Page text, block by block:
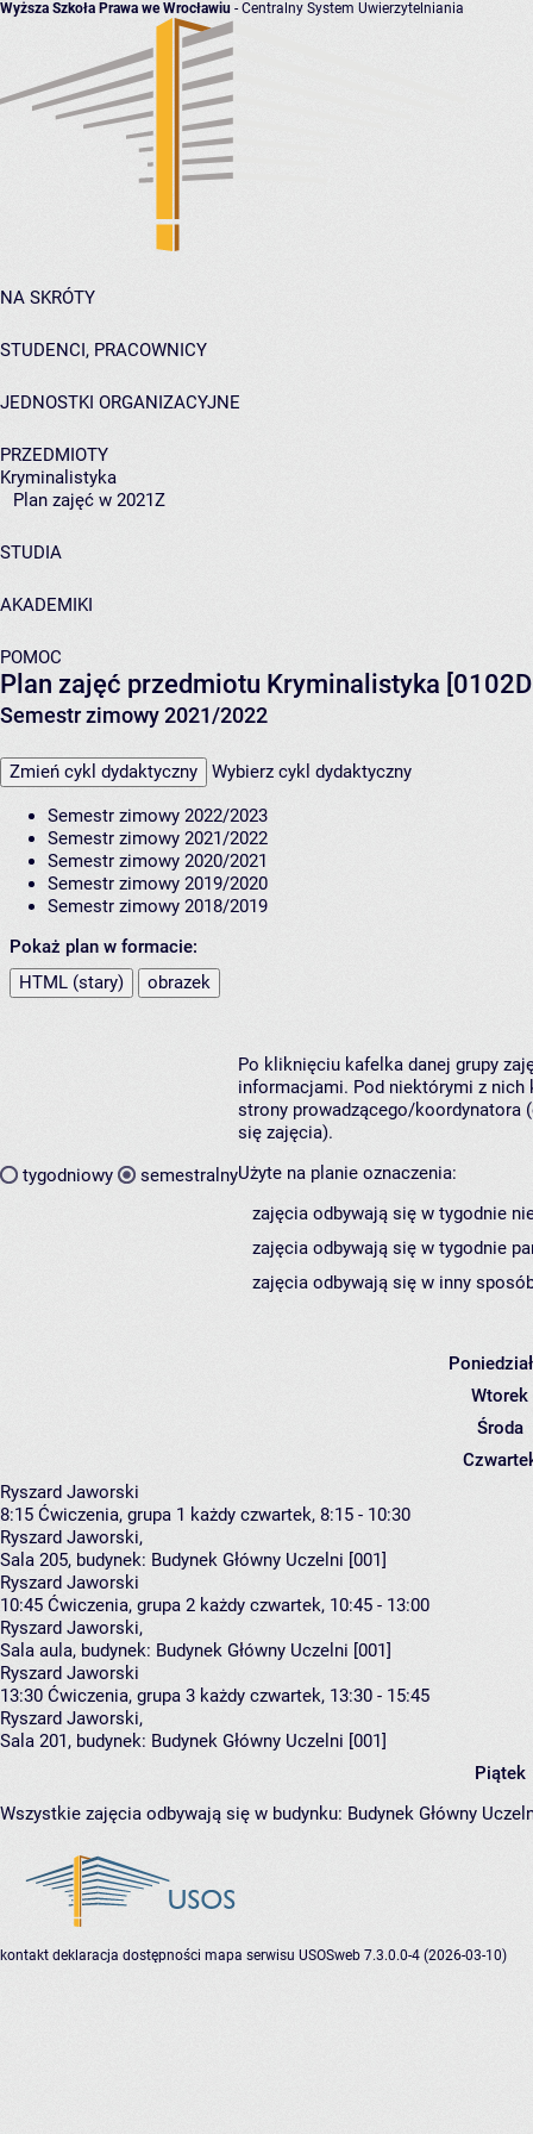
Wyższa Szkoła Prawa we Wrocławiu - Centralny System Uwierzytelniania
NA SKRÓTY
STUDENCI, PRACOWNICY
JEDNOSTKI ORGANIZACYJNE
PRZEDMIOTY
Kryminalistyka
Plan zajęć w 2021Z
STUDIA
AKADEMIKI
POMOC
Plan zajęć przedmiotu Kryminalistyka
Semestr zimowy 2021/2022
Zmień cykl dydaktyczny Wybierz cykl dydaktyczny
Semestr zimowy 2022/2023
Semestr zimowy 2021/2022
Semestr zimowy 2020/2021
Semestr zimowy 2019/2020
Semestr zimowy 2018/2019
Pokaż plan w formacie:
HTML (stary)
obrazek
tygodniowy semestralny
Po kliknięciu kafelka danej grupy
informacjami. Pod niektórymi z nich
strony prowadzącego/koordynatora
się zajęcia).
Użyte na planie oznaczenia:
zajęcia odbywają się w tygodnie
zajęcia odbywają się w tygodnie
zajęcia odbywają się w inny
Wtorek
Środa
Ryszard Jaworski
8:15 Ćwiczenia, grupa 1 każdy czwartek, 8:15 - 10:30
Ryszard Jaworski,
Sala 205, budynek: Budynek Główny Uczelni [001]
Ryszard Jaworski
10:45 Ćwiczenia, grupa 2 każdy czwartek, 10:45 - 13:00
Ryszard Jaworski,
Sala aula, budynek: Budynek Główny Uczelni [001]
Ryszard Jaworski
13:30 Ćwiczenia, grupa 3 każdy czwartek, 13:30 - 15:45
Ryszard Jaworski,
Sala 201, budynek: Budynek Główny Uczelni [001]
Piątek
Wszystkie zajęcia odbywają się w budynku: Budynek Główny
kontakt deklaracja dostępności mapa serwisu USOSweb 7.3.0.0-4 (2026-03-10)